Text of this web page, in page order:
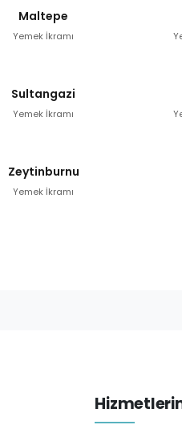
Maltepe
Yemek İkramı
Sultangazi
Yemek İkramı
Zeytinburnu
Yemek İkramı